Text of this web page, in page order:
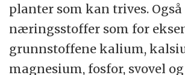
planter som kan trives.
næringsstoffer som for
grunnstoffene kalium,
magnesium, fosfor, svovel